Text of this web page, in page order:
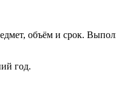
объём и срок.
год.